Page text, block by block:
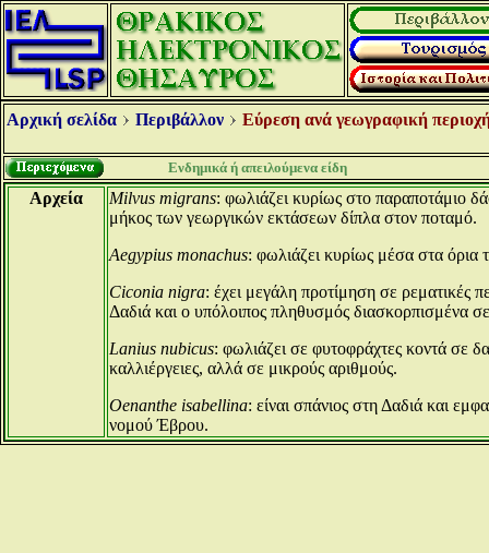
Αρχική σελίδα Περιβάλλον Εύρεση ανά γεωγραφική
Ενδημικά ή απειλούμενα είδη
Αρχεία Milvus migrans: φωλιάζει κυρίως στο παραποτάμιο
μήκος των γεωργικών εκτάσεων δίπλα στον ποταμό.
Aegypius monachus: φωλιάζει κυρίως μέσα στα όρια
Ciconia nigra: έχει μεγάλη προτίμηση σε
Δαδιά και ο υπόλοιπος πληθυσμός διασκορπισμένα
Lanius nubicus: φωλιάζει σε φυτοφράχτες κοντά σε
καλλιέργειες, αλλά σε μικρούς αριθμούς.
Oenanthe isabellina: είναι σπάνιος στη Δαδιά και
νομού Έβρου.